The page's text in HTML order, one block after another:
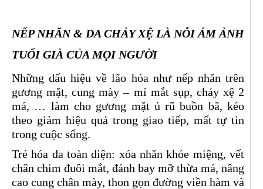
NẾP NHĂN & DA CHẢY XỆ LÀ NỖI ÁM ẢNH
TUỔI GIÀ CỦA MỌI NGƯỜI
Những dấu hiệu về lão hóa như nếp nhăn trên
gương mặt, cung mày – mí mắt sụp, chảy xệ 2
má, … làm cho gương mặt ủ rũ buồn bã, kéo
theo giảm hiệu quả trong giao tiếp, mất tự tin
trong cuộc sống.
Trẻ hóa da toàn diện: xóa nhăn khóe miệng, vết
chân chim đuôi mắt, đánh bay mỡ thừa má, nâng
cao cung chân mày, thon gọn đường viền hàm và